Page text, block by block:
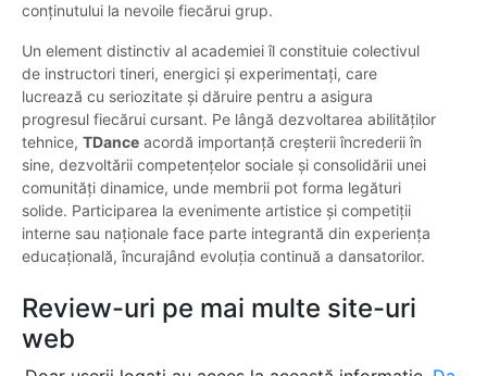
conținutului la nevoile fiecărui grup.
Un element distinctiv al academiei îl constituie colectivul
de instructori tineri, energici și experimentați, care
lucrează cu seriozitate și dăruire pentru a asigura
progresul fiecărui cursant. Pe lângă dezvoltarea abilităților
tehnice, TDance acordă importanță creșterii încrederii în
sine, dezvoltării competențelor sociale și consolidării unei
comunități dinamice, unde membrii pot forma legături
solide. Participarea la evenimente artistice și competiții
interne sau naționale face parte integrantă din experiența
educațională, încurajând evoluția continuă a dansatorilor.
Review-uri pe mai multe site-uri
web